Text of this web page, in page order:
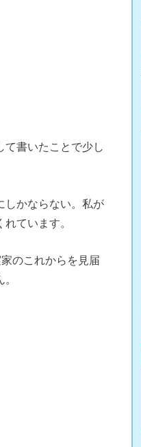
て書いたことで少し
しかならない。私が
ています。
のこれからを見届